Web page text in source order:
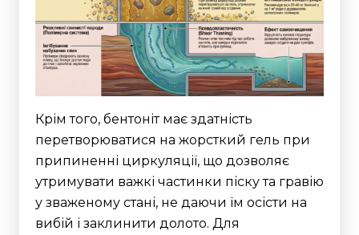
Крім того, бентоніт має здатність
перетворюватися на жорсткий гель при
припиненні циркуляції, що дозволяє
утримувати важкі частинки піску та гравію
у зваженому стані, не даючи їм осісти на
вибій і заклинити долото. Для